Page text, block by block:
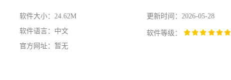
软件大小：24.62M
更新时间：2026-05-28
软件语言：中文
软件等级：
官方网址：暂无